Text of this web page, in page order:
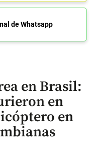
de Whatsapp
en Brasil:
en
en